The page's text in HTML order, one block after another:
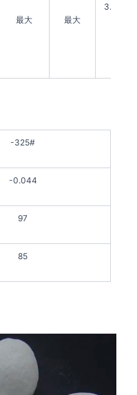
最大 最大
3.45g/
-325#
-0.044
97
85